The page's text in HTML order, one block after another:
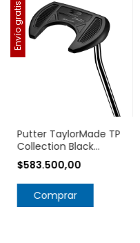
Envío gratis
Putter TaylorMade TP
Collection Black
Ardmore #7
$583.500,00
Comprar